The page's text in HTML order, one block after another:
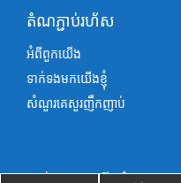
តំណភ្ជាប់រហ័ស
អំពីពួកយើង
ទាក់ទងមកយើងខ្ញុំ
សំណួរគេសួរញឹកញាប់